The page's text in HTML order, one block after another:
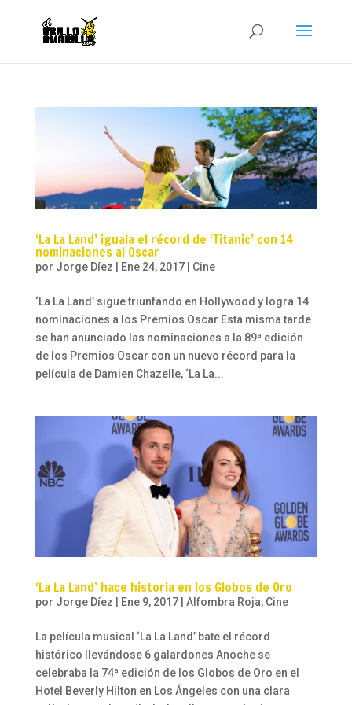
‘La La Land’ iguala el récord de ‘Titanic’ con 14
nominaciones al Oscar
por Jorge Díez Ene 24, 2017| Cine
‘La La Land’ sigue triunfando en Hollywood y logra 14
nominaciones a los Premios Oscar Esta misma tarde
se han anunciado las nominaciones a la 89ª edición
de los Premios Oscar con un nuevo récord para la
película de Damien Chazelle, ‘La La...
‘La La Land’ hace historia en los Globos de Oro
por Jorge Díez Ene 9, 2017| Alfombra Roja, Cine
La película musical ‘La La Land’ bate el récord
histórico llevándose 6 galardones Anoche se
celebraba la 74ª edición de los Globos de Oro en el
Hotel Beverly Hilton en Los Ángeles con una clara